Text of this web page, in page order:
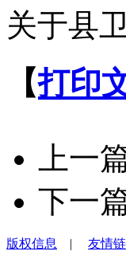
关于县
【打印
上一
下一
版权信息 | 友情